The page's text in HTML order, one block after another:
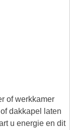
of werkkamer
dakkapel laten
u energie en dit